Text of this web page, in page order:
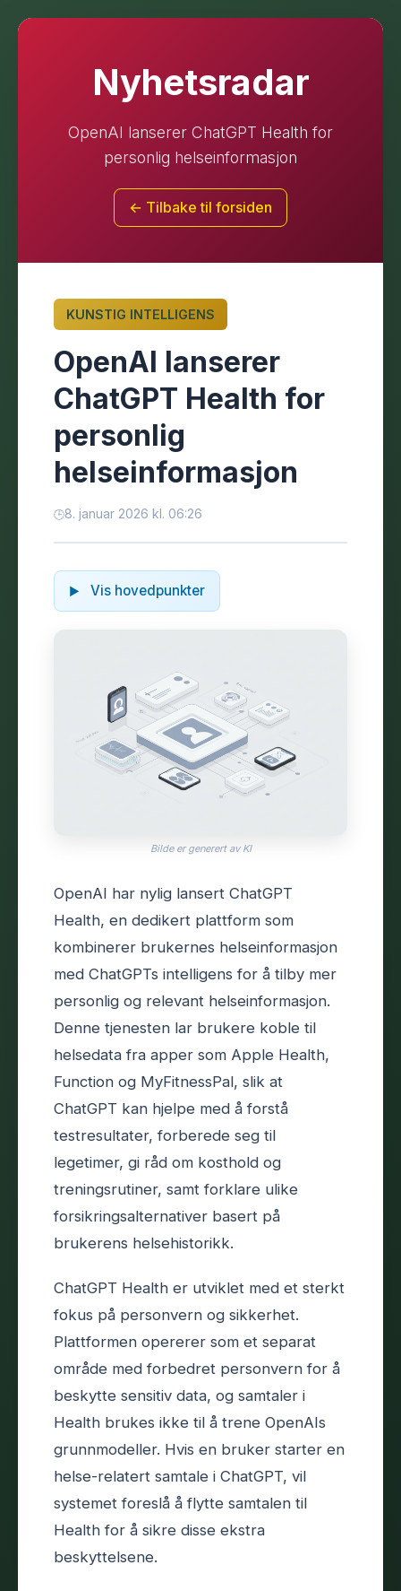
Nyhetsradar
OpenAI lanserer ChatGPT Health for
personlig helseinformasjon
← Tilbake til forsiden
KUNSTIG INTELLIGENS
OpenAI lanserer
ChatGPT Health for
personlig
helseinformasjon
8. januar 2026 kl. 06:26
Vis hovedpunkter
Bilde er generert av KI
OpenAI har nylig lansert ChatGPT
Health, en dedikert plattform som
kombinerer brukernes helseinformasjon
med ChatGPTs intelligens for å tilby mer
personlig og relevant helseinformasjon.
Denne tjenesten lar brukere koble til
helsedata fra apper som Apple Health,
Function og MyFitnessPal, slik at
ChatGPT kan hjelpe med å forstå
testresultater, forberede seg til
legetimer, gi råd om kosthold og
treningsrutiner, samt forklare ulike
forsikringsalternativer basert på
brukerens helsehistorikk.
ChatGPT Health er utviklet med et sterkt
fokus på personvern og sikkerhet.
Plattformen opererer som et separat
område med forbedret personvern for å
beskytte sensitiv data, og samtaler i
Health brukes ikke til å trene OpenAIs
grunnmodeller. Hvis en bruker starter en
helse-relatert samtale i ChatGPT, vil
systemet foreslå å flytte samtalen til
Health for å sikre disse ekstra
beskyttelsene.